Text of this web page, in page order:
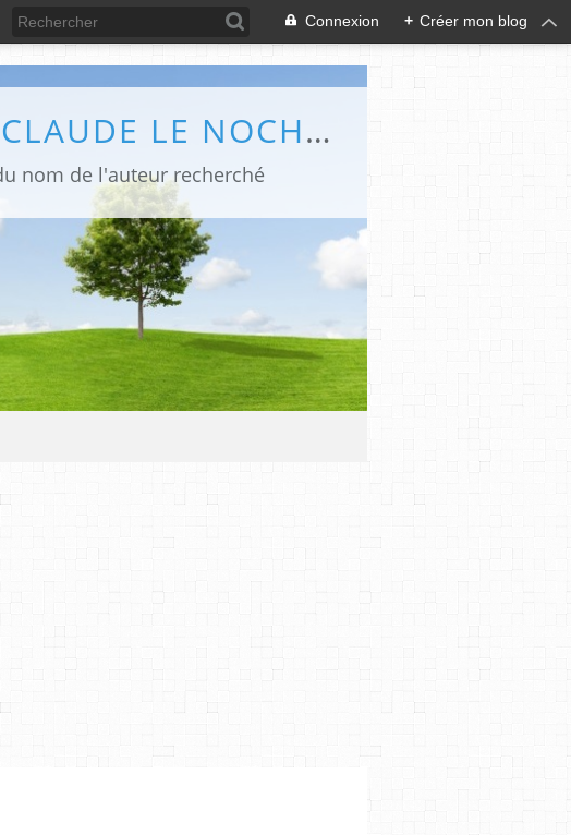
Connexion + Créer mon blog
LES CHRONIQUES POLARS ET BÉDÉ DE CLAUDE LE NOCHER - ABC POLAR
nom de l'auteur recherché